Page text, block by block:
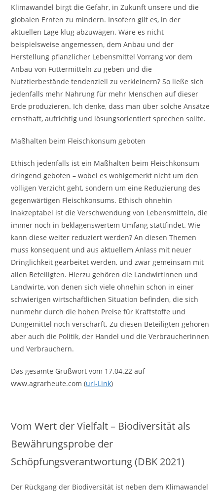
Klimawandel birgt die Gefahr, in Zukunft unsere und die
globalen Ernten zu mindern. Insofern gilt es, in der
aktuellen Lage klug abzuwägen. Wäre es nicht
beispielsweise angemessen, dem Anbau und der
Herstellung pflanzlicher Lebensmittel Vorrang vor dem
Anbau von Futtermitteln zu geben und die
Nutztierbestände tendenziell zu verkleinern? So ließe sich
jedenfalls mehr Nahrung für mehr Menschen auf dieser
Erde produzieren. Ich denke, dass man über solche Ansätze
ernsthaft, aufrichtig und lösungsorientiert sprechen sollte.
Maßhalten beim Fleischkonsum geboten
Ethisch jedenfalls ist ein Maßhalten beim Fleischkonsum
dringend geboten – wobei es wohlgemerkt nicht um den
völligen Verzicht geht, sondern um eine Reduzierung des
gegenwärtigen Fleischkonsums. Ethisch ohnehin
inakzeptabel ist die Verschwendung von Lebensmitteln, die
immer noch in beklagenswertem Umfang stattfindet. Wie
kann diese weiter reduziert werden? An diesen Themen
muss konsequent und aus aktuellem Anlass mit neuer
Dringlichkeit gearbeitet werden, und zwar gemeinsam mit
allen Beteiligten. Hierzu gehören die Landwirtinnen und
Landwirte, von denen sich viele ohnehin schon in einer
schwierigen wirtschaftlichen Situation befinden, die sich
nunmehr durch die hohen Preise für Kraftstoffe und
Düngemittel noch verschärft. Zu diesen Beteiligten gehören
aber auch die Politik, der Handel und die Verbraucherinnen
und Verbrauchern.
Das gesamte Grußwort vom 17.04.22 auf
www.agrarheute.com (url-Link)
Vom Wert der Vielfalt – Biodiversität als
Bewährungsprobe der
Schöpfungsverantwortung (DBK 2021)
Der Rückgang der Biodiversität ist neben dem Klimawandel